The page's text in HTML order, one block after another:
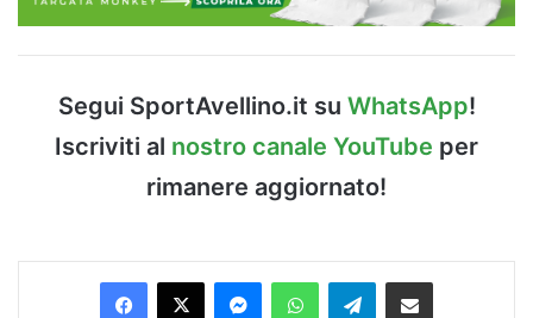
Segui SportAvellino.it su WhatsApp!
Iscriviti al nostro canale YouTube per
rimanere aggiornato!
Facebook
X MessengerWhatsAppTelegramCondividi via Email